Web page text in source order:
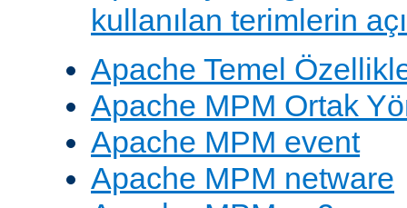
kullanılan terimlerin
Apache Temel
Apache MPM Ortak
Apache MPM event
Apache MPM netware